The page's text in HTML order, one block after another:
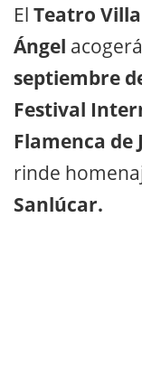
El Teatro
Ángel
septiembre
Festival
Flamenca de
rinde
Sanlúcar.